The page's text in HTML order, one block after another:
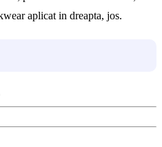
aplicat in dreapta, jos.